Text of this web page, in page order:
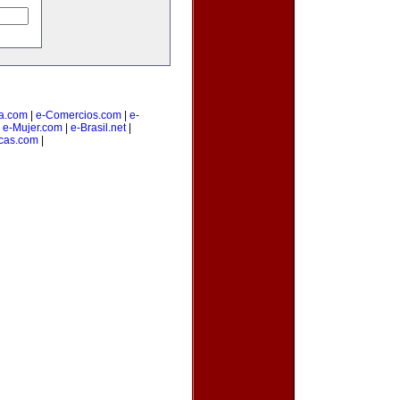
| e-Comercios.com| e-
e-Mujer.com e-Brasil.net|